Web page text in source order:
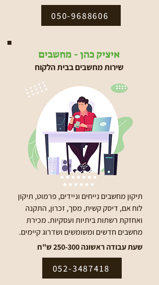
050-9688606
איציק כהן - מחשבים
שירות מחשבים בבית הלקוח
תיקון מחשבים נייחים וניידים, פרמוט, תיקון
לוח אם, דיסק קשיח, מסך, זכרון, התקנה
ואחזקת רשתות ביתיות ועסקיות. מכירת
מחשבים חדשים ומשומשים ושדרוג קיימים.
שעת עבודה ראשונה 250-300 ש"ח
052-3487418